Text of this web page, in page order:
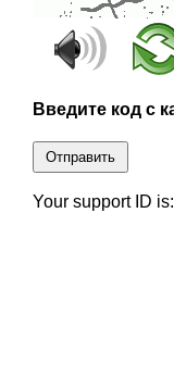
Введите код с
Отправить
Your support ID